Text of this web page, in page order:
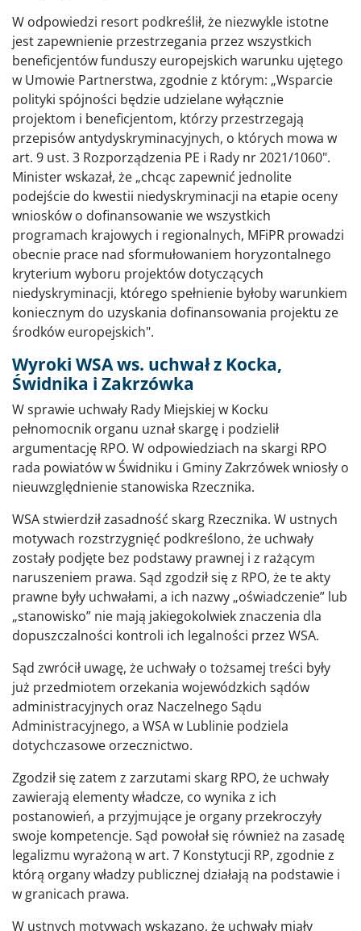
W odpowiedzi resort podkreślił, że niezwykle istotne
jest zapewnienie przestrzegania przez wszystkich
beneficjentów funduszy europejskich warunku ujętego
w Umowie Partnerstwa, zgodnie z którym: „Wsparcie
polityki spójności będzie udzielane wyłącznie
projektom i beneficjentom, którzy przestrzegają
przepisów antydyskryminacyjnych, o których mowa w
art. 9 ust. 3 Rozporządzenia PE i Rady nr 2021/1060".
Minister wskazał, że „chcąc zapewnić jednolite
podejście do kwestii niedyskryminacji na etapie oceny
wniosków o dofinansowanie we wszystkich
programach krajowych i regionalnych, MFiPR prowadzi
obecnie prace nad sformułowaniem horyzontalnego
kryterium wyboru projektów dotyczących
niedyskryminacji, którego spełnienie byłoby warunkiem
koniecznym do uzyskania dofinansowania projektu ze
środków europejskich".
Wyroki WSA ws. uchwał z Kocka,
Świdnika i Zakrzówka
W sprawie uchwały Rady Miejskiej w Kocku
pełnomocnik organu uznał skargę i podzielił
argumentację RPO. W odpowiedziach na skargi RPO
rada powiatów w Świdniku i Gminy Zakrzówek wniosły o
nieuwzględnienie stanowiska Rzecznika.
WSA stwierdził zasadność skarg Rzecznika. W ustnych
motywach rozstrzygnięć podkreślono, że uchwały
zostały podjęte bez podstawy prawnej i z rażącym
naruszeniem prawa. Sąd zgodził się z RPO, że te akty
prawne były uchwałami, a ich nazwy „oświadczenie” lub
„stanowisko” nie mają jakiegokolwiek znaczenia dla
dopuszczalności kontroli ich legalności przez WSA.
Sąd zwrócił uwagę, że uchwały o tożsamej treści były
już przedmiotem orzekania wojewódzkich sądów
administracyjnych oraz Naczelnego Sądu
Administracyjnego, a WSA w Lublinie podziela
dotychczasowe orzecznictwo.
Zgodził się zatem z zarzutami skarg RPO, że uchwały
zawierają elementy władcze, co wynika z ich
postanowień, a przyjmujące je organy przekroczyły
swoje kompetencje. Sąd powołał się również na zasadę
legalizmu wyrażoną w art. 7 Konstytucji RP, zgodnie z
którą organy władzy publicznej działają na podstawie i
w granicach prawa.
W ustnych motywach wskazano, że uchwały miały